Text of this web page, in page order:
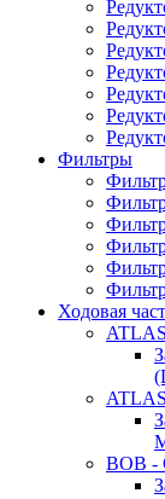
Фильтры
Ходовая
BOB -